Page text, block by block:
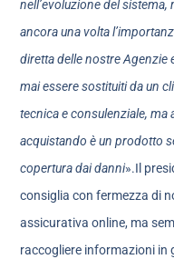
nell’evoluzione del
ancora una volta
diretta delle nostre Agenzie
mai essere sostituiti da un
tecnica e consulenziale, ma
acquistando è un prodotto
copertura dai danni».Il
consiglia con fermezza di
assicurativa online, ma
raccogliere informazioni in